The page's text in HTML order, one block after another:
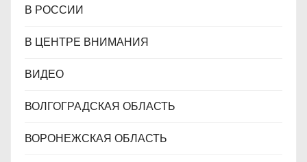
В РОССИИ
В ЦЕНТРЕ ВНИМАНИЯ
ВИДЕО
ВОЛГОГРАДСКАЯ ОБЛАСТЬ
ВОРОНЕЖСКАЯ ОБЛАСТЬ